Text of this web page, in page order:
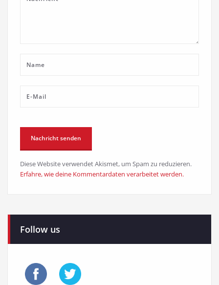
Diese Website verwendet Akismet, um Spam zu reduzieren.
Erfahre, wie deine Kommentardaten verarbeitet werden.
Follow us